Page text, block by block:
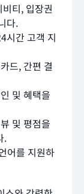
티, 입장권
다.
시간 고객 지
드, 간편 결
및 혜택을
및 평점을
.
어를 지원하